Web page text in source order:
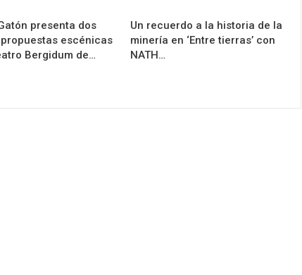
presenta dos
escénicas
Bergidum de…
Un recuerdo a la historia de la
minería en ‘Entre tierras’ con
NATH…